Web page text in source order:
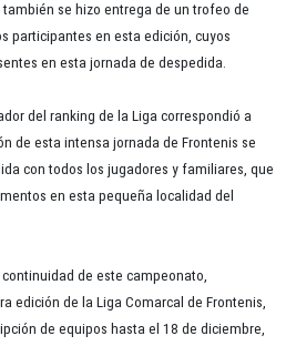
se hizo entrega de un trofeo de
participantes en esta edición, cuyos
en esta jornada de despedida.
del ranking de la Liga correspondió a
de esta intensa jornada de Frontenis se
con todos los jugadores y familiares, que
en esta pequeña localidad del
de este campeonato,
edición de la Liga Comarcal de Frontenis,
de equipos hasta el 18 de diciembre,